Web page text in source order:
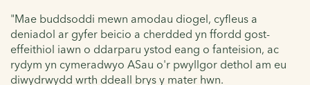
"Mae buddsoddi mewn amodau diogel, cyfleus a
deniadol ar gyfer beicio a cherdded yn ffordd gost-
effeithiol iawn o ddarparu ystod eang o fanteision, ac
rydym yn cymeradwyo ASau o'r pwyllgor dethol am eu
diwydrwydd wrth ddeall brys y mater hwn.